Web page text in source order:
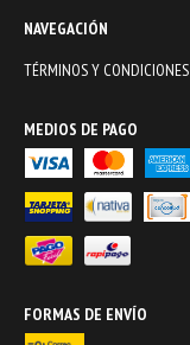
NAVEGACIÓN
TÉRMINOS Y CONDICIONES
MEDIOS DE PAGO
FORMAS DE ENVÍO